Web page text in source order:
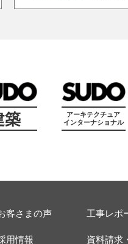
築
アーキテクチュア
インターナショナル
客さまの声 工事レポ
用情報 資料請求